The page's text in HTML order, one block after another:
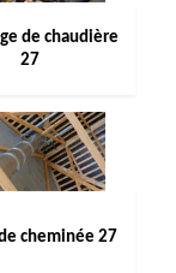
de chaudière
27
cheminée 27